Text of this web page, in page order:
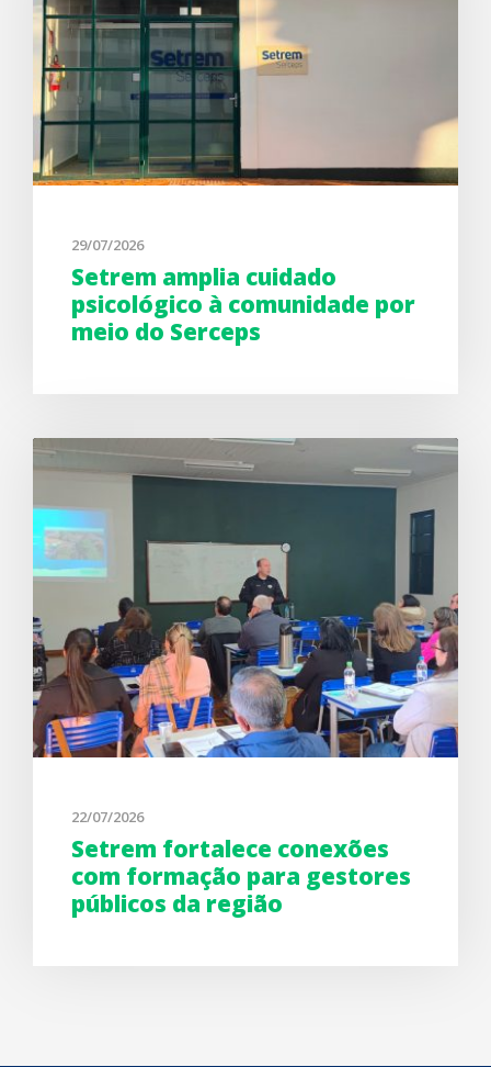
29/07/2026
Setrem amplia cuidado
psicológico à comunidade por
meio do Serceps
22/07/2026
Setrem fortalece conexões
com formação para gestores
públicos da região